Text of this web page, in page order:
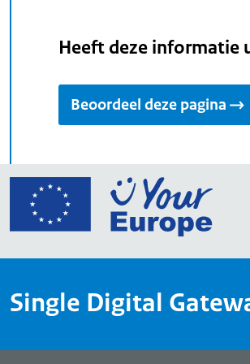
Heeft deze informatie
Beoordeel deze pagina
Ga
Your
een
Single Digital